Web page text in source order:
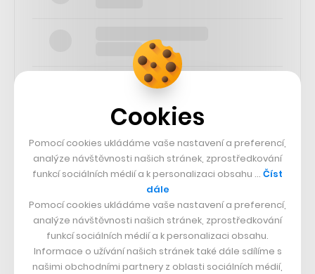
SLEDUJTE NÁS
73k
25k
Cookies
Pomocí cookies ukládáme vaše nastavení a preferencí,
analýze návštěvnosti našich stránek, zprostředkování
funkcí sociálních médií a k personalizaci obsahu … Číst
dále
Pomocí cookies ukládáme vaše nastavení a preferencí,
analýze návštěvnosti našich stránek, zprostředkování
funkcí sociálních médií a k personalizaci obsahu.
Informace o užívání našich stránek také dále sdílíme s
našimi obchodními partnery z oblasti sociálních médií,